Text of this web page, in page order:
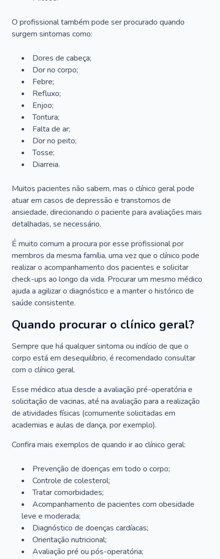
O profissional também pode ser procurado quando
surgem sintomas como:
Dores de cabeça;
Dor no corpo;
Febre;
Refluxo;
Enjoo;
Tontura;
Falta de ar;
Dor no peito;
Tosse;
Diarreia.
Muitos pacientes não sabem, mas o clínico geral pode
atuar em casos de depressão e transtornos de
ansiedade, direcionando o paciente para avaliações mais
detalhadas, se necessário.
É muito comum a procura por esse profissional por
membros da mesma família, uma vez que o clínico pode
realizar o acompanhamento dos pacientes e solicitar
check-ups ao longo da vida. Procurar um mesmo médico
ajuda a agilizar o diagnóstico e a manter o histórico de
saúde consistente.
Quando procurar o clínico geral?
Sempre que há qualquer sintoma ou indício de que o
corpo está em desequilíbrio, é recomendado consultar
com o clínico geral.
Esse médico atua desde a avaliação pré-operatória e
solicitação de vacinas, até na avaliação para a realização
de atividades físicas (comumente solicitadas em
academias e aulas de dança, por exemplo).
Confira mais exemplos de quando ir ao clínico geral:
Prevenção de doenças em todo o corpo;
Controle de colesterol;
Tratar comorbidades;
Acompanhamento de pacientes com obesidade
leve e moderada;
Diagnóstico de doenças cardíacas;
Orientação nutricional;
Avaliação pré ou pós-operatória;